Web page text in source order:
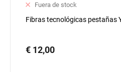
Fuera de stock
Fibras tecnológicas pestañas
€ 12,00